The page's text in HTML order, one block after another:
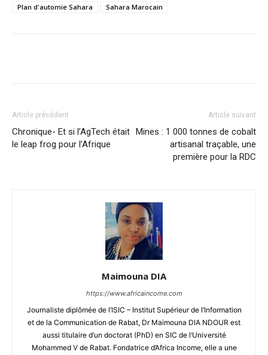
Plan d'automie Sahara
Sahara Marocain
Article précédent
Chronique- Et si l’AgTech était
le leap frog pour l’Afrique
Article suivant
Mines : 1 000 tonnes de cobalt
artisanal traçable, une
première pour la RDC
Maimouna DIA
https://www.africaincome.com
Journaliste diplômée de l’ISIC – Institut Supérieur de l’Information
et de la Communication de Rabat, Dr Maimouna DIA NDOUR est
aussi titulaire d’un doctorat (PhD) en SIC de l’Université
Mohammed V de Rabat. Fondatrice d’Africa Income, elle a une